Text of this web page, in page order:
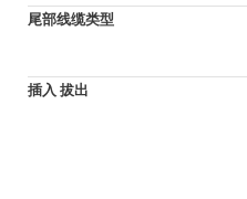
尾部线缆类型
插入 拔出